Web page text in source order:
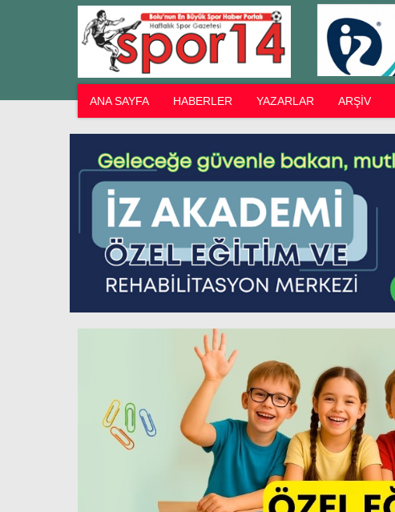
ANA SAYFA HABERLER YAZARLAR ARŞİV